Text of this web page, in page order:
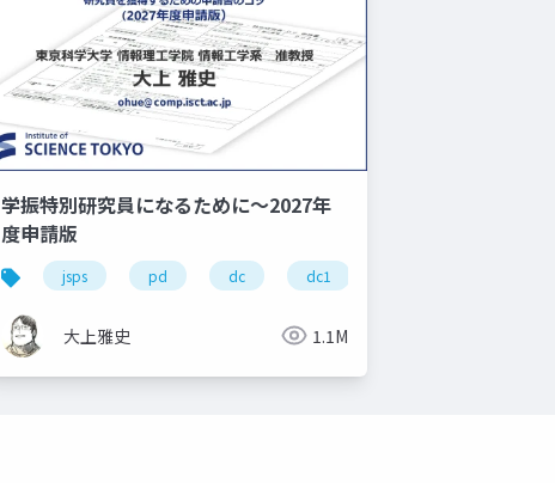
学振特別研究員になるために～2027年
度申請版
jsps pd dc dc1
大上雅史 1.1M